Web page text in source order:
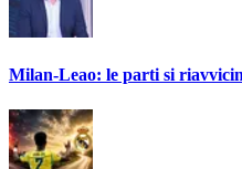
Milan-Leao: le parti si